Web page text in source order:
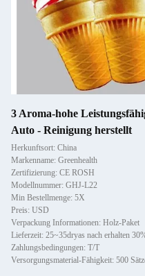
3 Aroma-hohe
Auto - Reinigung herstellt
Herkunftsort: China
Markenname: Greenhealth
Zertifizierung: CE ROSH
Modellnummer: GHJ-L22
Min Bestellmenge: 5X
Preis: USD
Verpackung Informationen: Holz-Paket
Lieferzeit: 25~35dryas nach erhalten
Zahlungsbedingungen: T/T
Versorgungsmaterial-Fähigkeit: 500